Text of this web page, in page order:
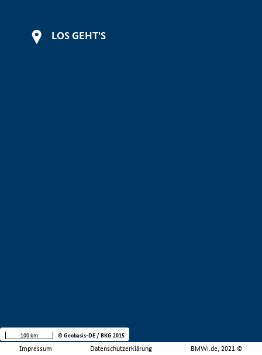
LOS GEHT'S
Impressum Datenschutzerklärung BMWi.de, 2021 ©
100 km © Geobasis-DE / BKG 2015